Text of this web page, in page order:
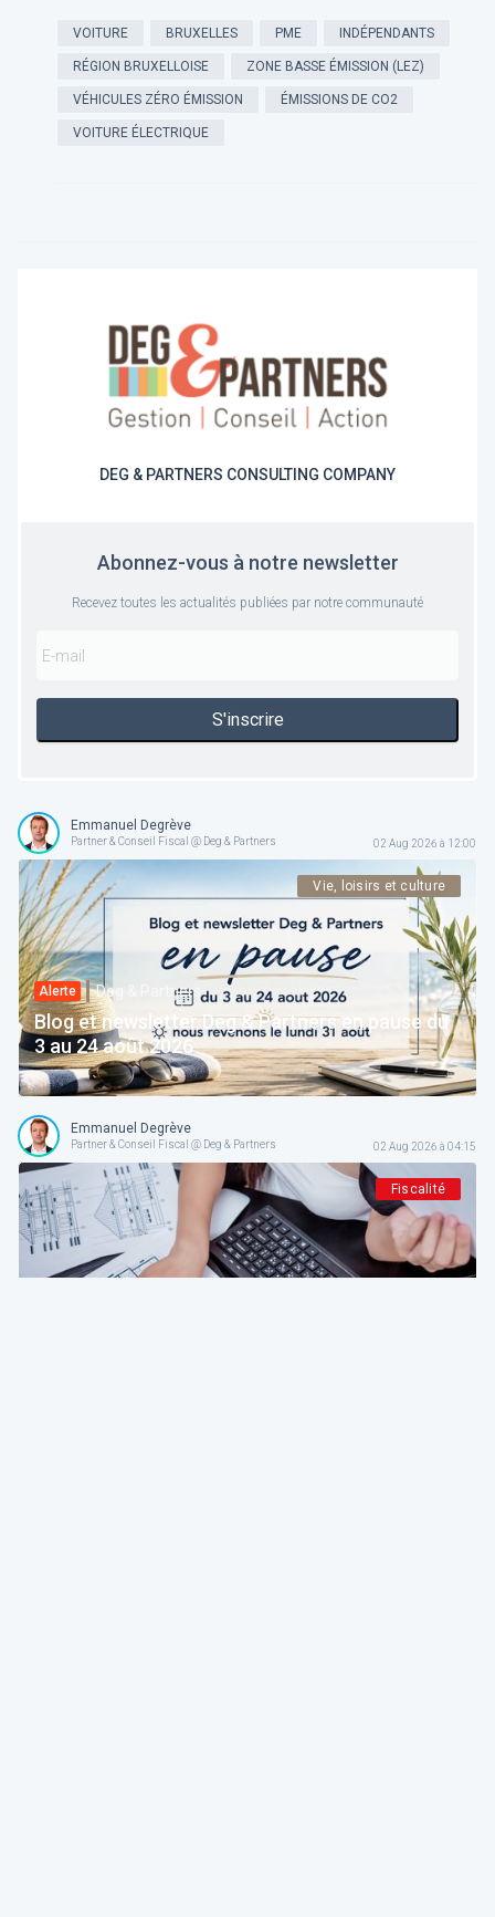
VOITURE BRUXELLES PME INDÉPENDANTS
RÉGION BRUXELLOISE ZONE BASSE ÉMISSION (LEZ)
VÉHICULES ZÉRO ÉMISSION ÉMISSIONS DE CO2
VOITURE ÉLECTRIQUE
DEG & PARTNERS CONSULTING COMPANY
Abonnez-vous à notre newsletter
Recevez toutes les actualités publiées par notre communauté
S'inscrire
Emmanuel Degrève
Partner & Conseil Fiscal @ Deg & Partners 02 Aug 2026 à 12:00
Vie, loisirs et culture
Alerte Deg & Partners
Blog et newsletter Deg & Partners en pause du
3 au 24 août 2026
Emmanuel Degrève
Partner & Conseil Fiscal @ Deg & Partners 02 Aug 2026 à 04:15
Fiscalité